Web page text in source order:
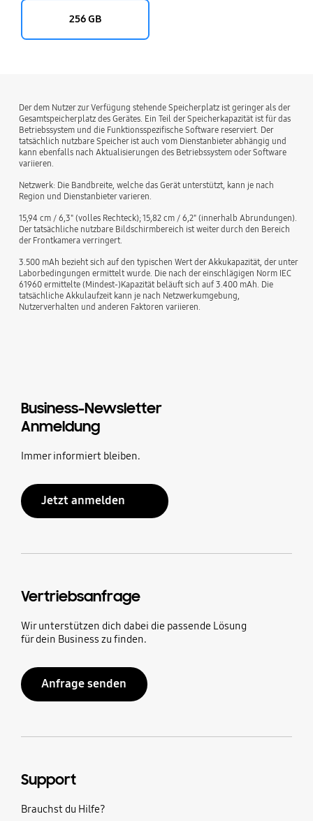
256 GB
Der dem Nutzer zur Verfügung stehende Speicherplatz ist geringer als der
Gesamtspeicherplatz des Gerätes. Ein Teil der Speicherkapazität ist für das
Betriebssystem und die Funktionsspezifische Software reserviert. Der
tatsächlich nutzbare Speicher ist auch vom Dienstanbieter abhängig und
kann ebenfalls nach Aktualisierungen des Betriebssystem oder Software
variieren.
Netzwerk: Die Bandbreite, welche das Gerät unterstützt, kann je nach
Region und Dienstanbieter varieren.
15,94 cm / 6,3" (volles Rechteck); 15,82 cm / 6,2" (innerhalb Abrundungen).
Der tatsächliche nutzbare Bildschirmbereich ist weiter durch den Bereich
der Frontkamera verringert.
3.500 mAh bezieht sich auf den typischen Wert der Akkukapazität, der unter
Laborbedingungen ermittelt wurde. Die nach der einschlägigen Norm IEC
61960 ermittelte (Mindest-)Kapazität beläuft sich auf 3.400 mAh. Die
tatsächliche Akkulaufzeit kann je nach Netzwerkumgebung,
Nutzerverhalten und anderen Faktoren variieren.
Business-Newsletter
Anmeldung
Immer informiert bleiben.
Jetzt anmelden
Vertriebsanfrage
Wir unterstützen dich dabei die passende Lösung
für dein Business zu finden.
Anfrage senden
Support
Brauchst du Hilfe?